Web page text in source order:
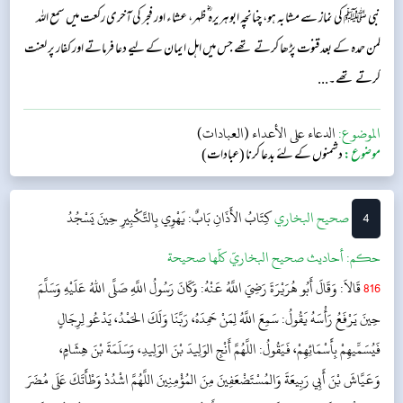
نبی ﷺ کی نماز سے مشابہ ہو، چنانچہ ابوہریرہ ؓ ظہر، عشاء اور فجر کی آخری رکعت میں سمع الله
لمن حمده کے بعد قنوت پڑھا کرتے تھے جس میں اہل ایمان کے لیے دعا فرماتے اور کفار پر لعنت
کرتے تھے۔...
الموضوع:الدعاء على الأعداء (العبادات)
موضوع:دشمنوں کے لئے بدعا کرنا (عبادات)
4 ‌‌صحيح البخاريكِتَابُ الأَذَانِبَابٌ: يَهْوِي بِالتَّكْبِيرِ حِينَ يَسْجُدُ
حکم:أحاديث صحيح البخاريّ كلّها صحيحة
816قَالاَ: وَقَالَ أَبُو هُرَيْرَةَ رَضِيَ اللَّهُ عَنْهُ: وَكَانَ رَسُولُ اللَّهِ صَلَّى اللهُ عَلَيْهِ وَسَلَّمَ
حِينَ يَرْفَعُ رَأْسَهُ يَقُولُ: سَمِعَ اللَّهُ لِمَنْ حَمِدَهُ، رَبَّنَا وَلَكَ الحَمْدُ، يَدْعُو لِرِجَالٍ
فَيُسَمِّيهِمْ بِأَسْمَائِهِمْ، فَيَقُولُ: اللَّهُمَّ أَنْجِ الوَلِيدَ بْنَ الوَلِيدِ، وَسَلَمَةَ بْنَ هِشَامٍ،
وَعَيَّاشَ بْنَ أَبِي رَبِيعَةَ وَالمُسْتَضْعَفِينَ مِنَ المُؤْمِنِينَ اللَّهُمَّ اشْدُدْ وَطْأَتَكَ عَلَى مُضَرَ